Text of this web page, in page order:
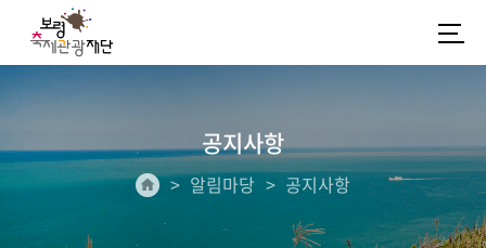
공지사항
알림마당 공지사항